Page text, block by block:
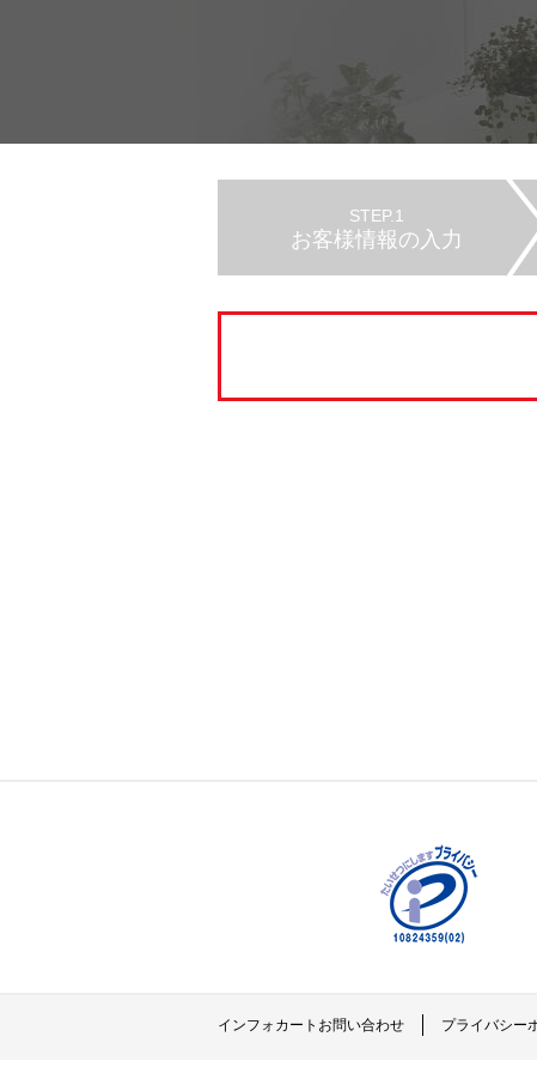
STEP.1
お客様情報の入力
インフォカートお問い合わせ プライバシー